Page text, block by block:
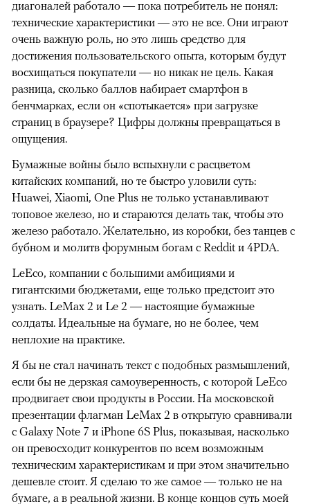
диагоналей работало — пока потребитель не понял:
технические характеристики — это не все. Они играют
очень важную роль, но это лишь средство для
достижения пользовательского опыта, которым будут
восхищаться покупатели — но никак не цель. Какая
разница, сколько баллов набирает смартфон в
бенчмарках, если он «спотыкается» при загрузке
страниц в браузере? Цифры должны превращаться в
ощущения.
Бумажные войны было вспыхнули с расцветом
китайских компаний, но те быстро уловили суть:
Huawei, Xiaomi, One Plus не только устанавливают
топовое железо, но и стараются делать так, чтобы это
железо работало. Желательно, из коробки, без танцев с
бубном и молитв форумным богам с Reddit и 4PDA.
LeEco, компании с большими амбициями и
гигантскими бюджетами, еще только предстоит это
узнать. LeMax 2 и Le 2 — настоящие бумажные
солдаты. Идеальные на бумаге, но не более, чем
неплохие на практике.
Я бы не стал начинать текст с подобных размышлений,
если бы не дерзкая самоуверенность, с которой LeEco
продвигает свои продукты в России. На московской
презентации флагман LeMax 2 в открытую сравнивали
с Galaxy Note 7 и iPhone 6S Plus, показывая, насколько
он превосходит конкурентов по всем возможным
техническим характеристикам и при этом значительно
дешевле стоит. Я сделаю то же самое — только не на
бумаге, а в реальной жизни. В конце концов суть моей